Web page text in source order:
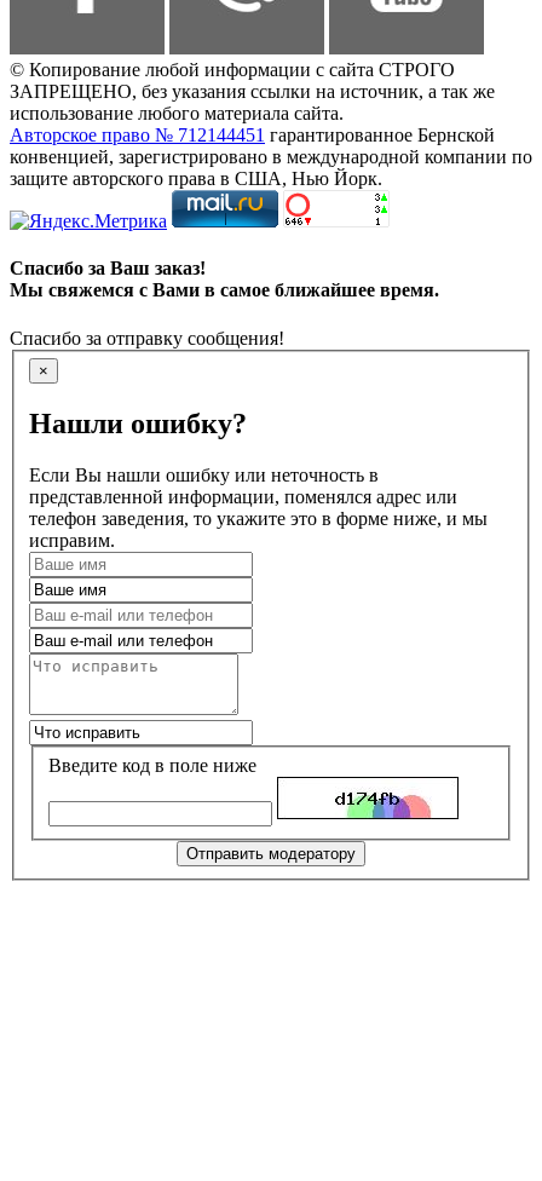
© Копирование любой информации с сайта СТРОГО
ЗАПРЕЩЕНО, без указания ссылки на источник, а так же
использование любого материала сайта.
Авторское право № 712144451 гарантированное Бернской
конвенцией, зарегистрировано в международной компании по
защите авторского права в США, Нью Йорк.
Спасибо за Ваш заказ!
Мы свяжемся с Вами в самое ближайшее время.
Спасибо за отправку сообщения!
×
Нашли ошибку?
Если Вы нашли ошибку или неточность в
представленной информации, поменялся адрес или
телефон заведения, то укажите это в форме ниже, и мы
исправим.
Введите код в поле ниже
Отправить модератору